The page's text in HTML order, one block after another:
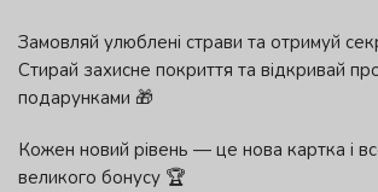
Замовляй улюблені страви та отримуй
Стирай захисне покриття та відкривай
подарунками 🎁
Кожен новий рівень — це нова картка і
великого бонусу 🏆